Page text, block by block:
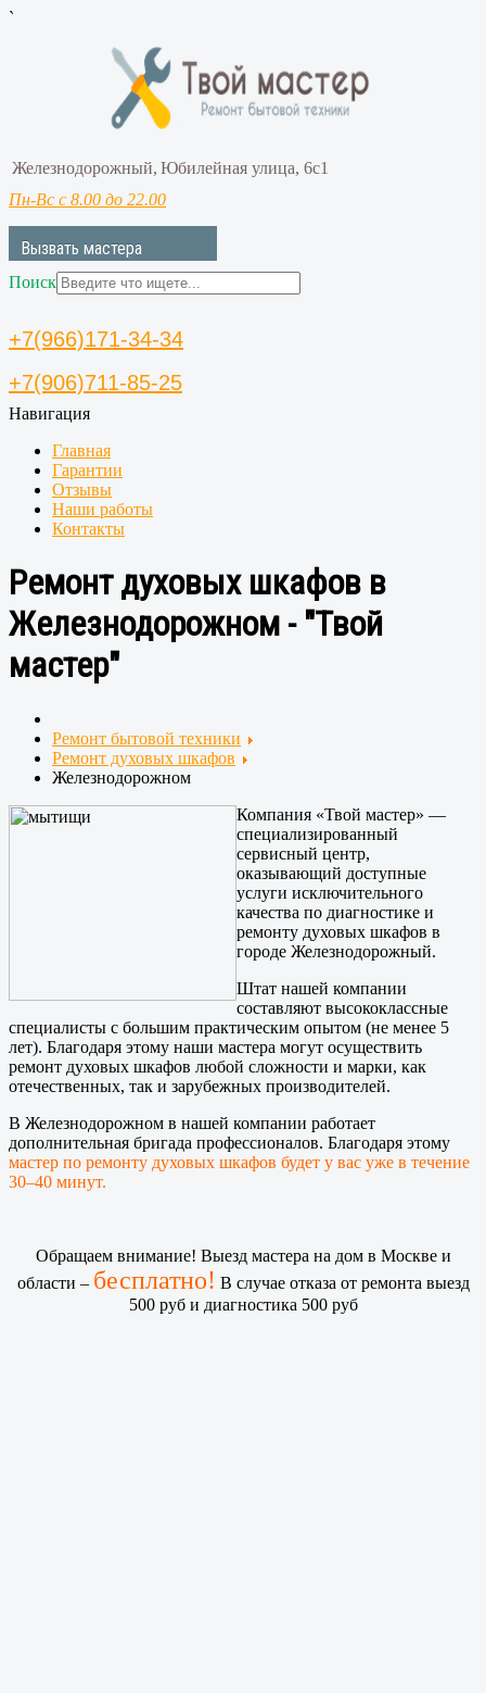
`
Железнодорожный, Юбилейная улица, 6с1
Пн-Вс с 8.00 до 22.00
Вызвать мастера
Поиск
+7(966)171-34-34
+7(906)711-85-25
Навигация
Главная
Гарантии
Отзывы
Наши работы
Контакты
Ремонт духовых шкафов в
Железнодорожном - "Твой
мастер"
Ремонт бытовой техники
Ремонт духовых шкафов
Железнодорожном
Компания «Твой мастер» —
специализированный
сервисный центр,
оказывающий доступные
услуги исключительного
качества по диагностике и
ремонту духовых шкафов в
городе Железнодорожный.
Штат нашей компании
составляют высококлассные
специалисты с большим практическим опытом (не менее 5
лет). Благодаря этому наши мастера могут осуществить
ремонт духовых шкафов любой сложности и марки, как
отечественных, так и зарубежных производителей.
В Железнодорожном в нашей компании работает
дополнительная бригада профессионалов. Благодаря этому
мастер по ремонту духовых шкафов будет у вас уже в течение
30–40 минут.
Обращаем внимание! Выезд мастера на дом в Москве и
области – бесплатно! В случае отказа от ремонта выезд
500 руб и диагностика 500 руб